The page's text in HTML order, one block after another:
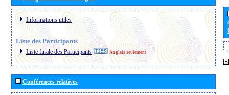
Informations utiles
Liste des Participants
Liste finale des Participants Anglais seulement
Conférences relatives